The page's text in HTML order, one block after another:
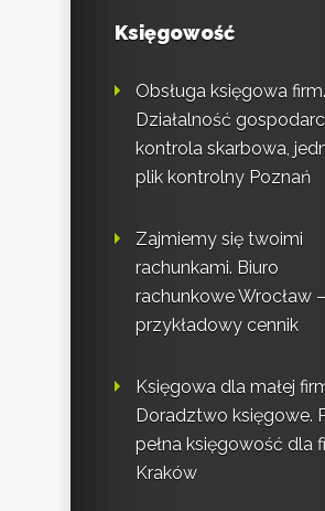
Księgowość
Obsługa księgowa firm.
Działalność
kontrola skarbowa,
plik kontrolny Poznań
Zajmiemy się twoimi
rachunkami. Biuro
rachunkowe Wrocław –
przykładowy cennik
Księgowa dla małej
Doradztwo księgowe.
pełna księgowość dla
Kraków